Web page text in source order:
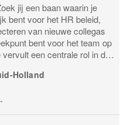
jij een baan waarin je
bent voor het HR beleid,
van nieuwe collegas
bent voor het team op
een centrale rol in de
voor het waarborgen van
Holland